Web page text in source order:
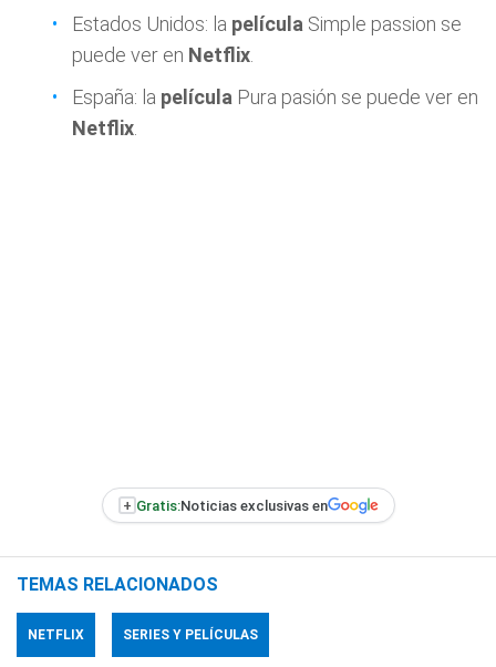
Estados Unidos: la película Simple passion se
puede ver en Netflix
España: la película Pura pasión se puede ver en
Netflix
+ Gratis:Noticias exclusivas en
TEMAS RELACIONADOS
NETFLIX SERIES Y PELÍCULAS